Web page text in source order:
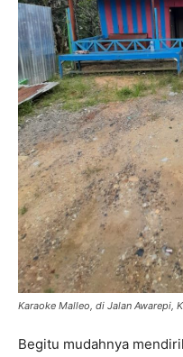
Karaoke Malleo, di Jalan Awarepi,
Begitu mudahnya